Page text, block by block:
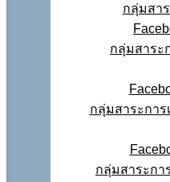
กลุ่มสา
กลุ่มสาระ
กลุ่มสาระกา
กลุ่มสาระกา